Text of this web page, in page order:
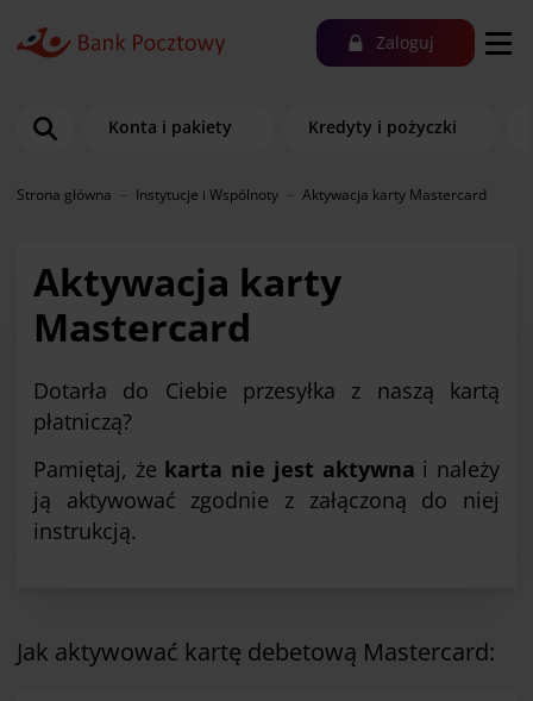
Zaloguj
Konta i pakiety Kredyty i pożyczki
Strona główna Instytucje i Wspólnoty Aktywacja karty Mastercard
Aktywacja karty
Mastercard
Dotarła do Ciebie przesyłka z naszą kartą
płatniczą?
Pamiętaj, że karta nie jest aktywna i należy
ją aktywować zgodnie z załączoną do niej
instrukcją.
Jak aktywować kartę debetową Mastercard: